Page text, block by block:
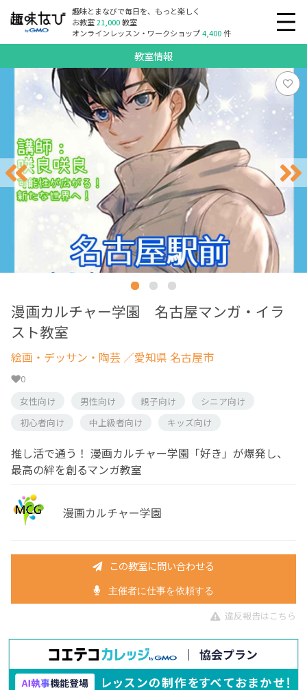
趣味とまなびで毎日を、もっと楽しく
お教室21,000教室
オンラインレッスン・ワークショップ4,400件
教室情報
漫画カルチャー学園 名古屋マンガ・イラ
スト教室
絵画・デッサン・陶芸 ／愛知県 名古屋市
0
女性向け
男性向け 親子向け
シニア向け
初心者向け
中上級者向け キッズ向け
推し活で通う！ 漫画カルチャー学園「好き」が爆発し、
最高の絆を創るマンガ教室
漫画カルチャー学園
この教室に問い合わせる
主催者に仕事を依頼する
違反報告はこちら